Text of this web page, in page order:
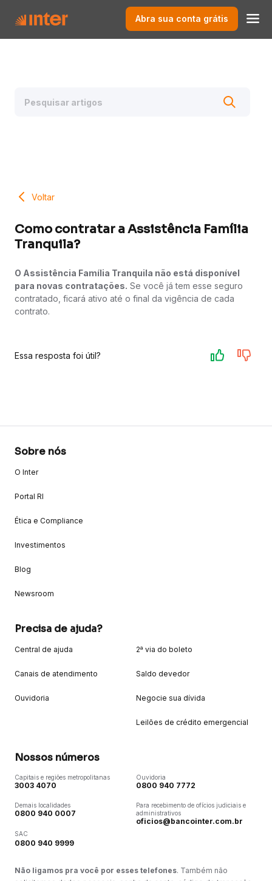
Abra sua conta grátis
Voltar
Como contratar a Assistência Família
Tranquila?
O Assistência Família Tranquila não está disponível
para novas contratações. Se você já tem esse seguro
contratado, ficará ativo até o final da vigência de cada
contrato.
Essa resposta foi útil?
Sobre nós
O Inter
Portal RI
Ética e Compliance
Investimentos
Blog
Newsroom
Precisa de ajuda?
Central de ajuda
Canais de atendimento
Ouvidoria
2ª via do boleto
Saldo devedor
Negocie sua dívida
Leilões de crédito emergencial
Nossos números
Capitais e regiões metropolitanas
3003 4070
Demais localidades
0800 940 0007
SAC
0800 940 9999
Ouvidoria
0800 940 7772
Para recebimento de ofícios judiciais e
administrativos
oficios@bancointer.com.br
Não ligamos pra você por esses telefones. Também não